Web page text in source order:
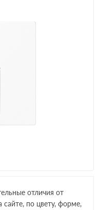
отличия от
сайте, по цвету, форме,